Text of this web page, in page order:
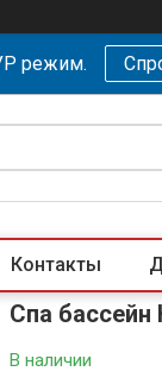
режим.
Контакты
Спа бассейн
В наличии